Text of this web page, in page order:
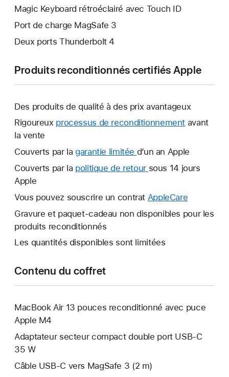
Magic Keyboard rétroéclairé avec Touch ID
Port de charge MagSafe 3
Deux ports Thunderbolt 4
Produits reconditionnés certifiés Apple
Des produits de qualité à des prix avantageux
Rigoureux processus de reconditionnement avant
la vente
Couverts par la garantie limitée Une
nouvelle
d’un an Apple
Couverts par la politique de retour Une
fenêtre
sous 14 jours
Apple
Vous pouvez souscrire un contrat AppleCare
nouvelle
Gravure et paquet-cadeau non disponibles pour les
produits reconditionnés
Les quantités disponibles sont limitées
Contenu du coffret
MacBook Air 13 pouces reconditionné avec puce
Apple M4
Adaptateur secteur compact double port USB-C
35 W
Câble USB-C vers MagSafe 3 (2 m)